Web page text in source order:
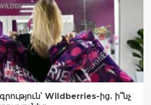
Wildberries-ից․ ի՞նչ